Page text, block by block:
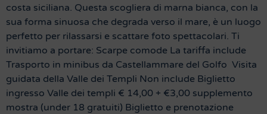
costa siciliana. Questa scogliera di marna bianca, con la
sua forma sinuosa che degrada verso il mare, è un luogo
perfetto per rilassarsi e scattare foto spettacolari. Ti
invitiamo a portare: Scarpe comode La tariffa include
Trasporto in minibus da Castellammare del Golfo Visita
guidata della Valle dei Templi Non include Biglietto
ingresso Valle dei templi € 14,00 + €3,00 supplemento
mostra (under 18 gratuiti) Biglietto e prenotazione